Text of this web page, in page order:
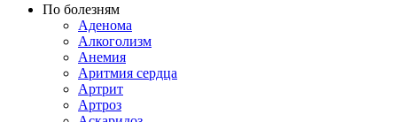
По болезням
Аденома
Алкоголизм
Анемия
Аритмия сердца
Артрит
Артроз